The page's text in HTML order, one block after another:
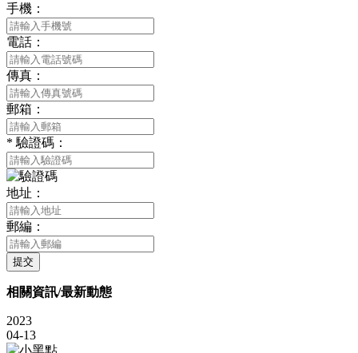
手機：
電話：
傳真：
郵箱：
* 驗證碼：
地址：
郵編：
提交
相關資訊/最新動態
2023
04-13